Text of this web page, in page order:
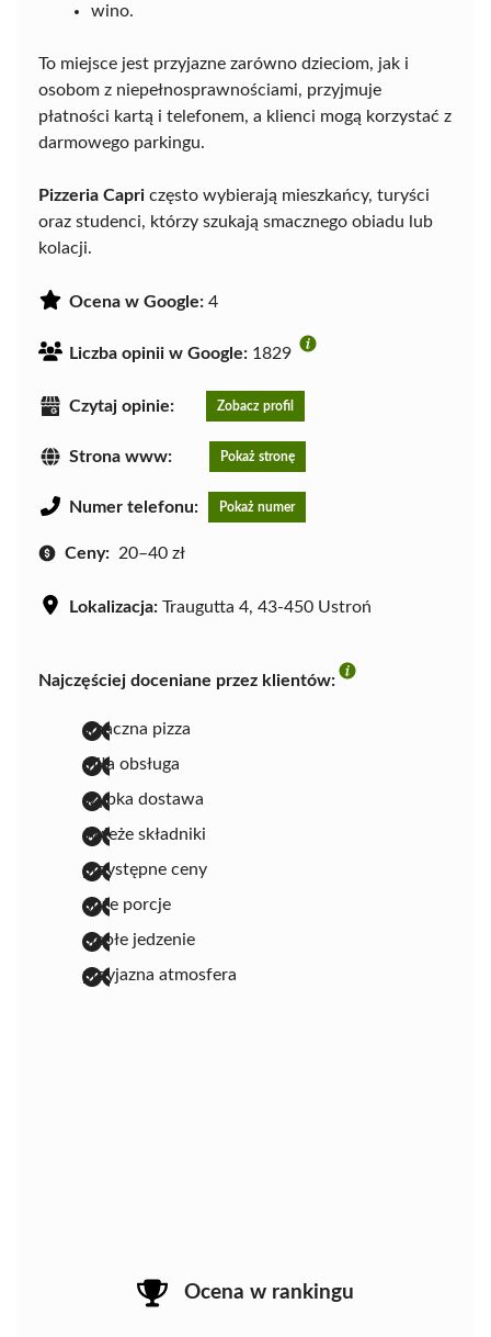
wino.
To miejsce jest przyjazne zarówno dzieciom, jak i
osobom z niepełnosprawnościami, przyjmuje
płatności kartą i telefonem, a klienci mogą korzystać z
darmowego parkingu.
Pizzeria Capri często wybierają mieszkańcy, turyści
oraz studenci, którzy szukają smacznego obiadu lub
kolacji.
Ocena w Google: 4
Liczba opinii w Google: 1829
Czytaj opinie: Zobacz profil
Strona www: Pokaż stronę
Numer telefonu: Pokaż numer
Ceny: 20–40 zł
Lokalizacja: Traugutta 4, 43-450 Ustroń
Najczęściej doceniane przez klientów:
smaczna pizza
miła obsługa
szybka dostawa
świeże składniki
przystępne ceny
duże porcje
ciepłe jedzenie
przyjazna atmosfera
Ocena w rankingu